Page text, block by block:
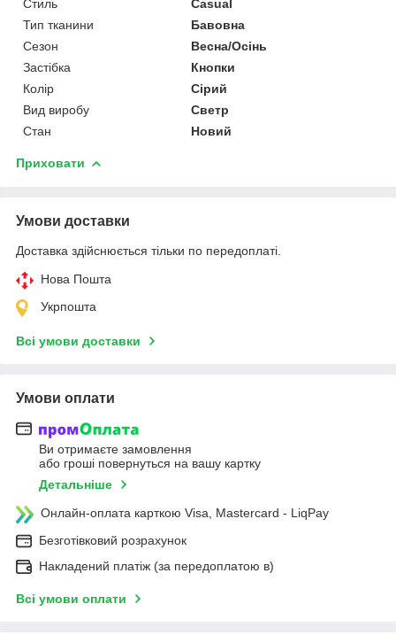
Стиль
Casual
Тип тканини
Бавовна
Сезон
Весна/Осінь
Застібка
Кнопки
Колір
Сірий
Вид виробу
Светр
Стан
Новий
Приховати
Умови доставки
Доставка здійснюється тільки по передоплаті.
Нова Пошта
Укрпошта
Всі умови доставки
Умови оплати
Ви отримаєте замовлення
або гроші повернуться на вашу картку
Детальніше
Онлайн-оплата карткою Visa, Mastercard - LiqPay
Безготівковий розрахунок
Накладений платіж (за передоплатою в)
Всі умови оплати